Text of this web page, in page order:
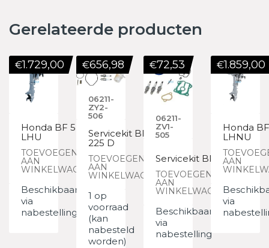
Gerelateerde producten
Honda BF 5
LHU
TOEVOEGEN
AAN
WINKELWAGEN
€1.729,00
Beschikbaar
via
nabestelling
06211-
ZY2-
506
Servicekit BF
225 D
TOEVOEGEN
AAN
WINKELWAGEN
€656,98
1 op
voorraad
(kan
nabesteld
worden)
06211-
ZV1-
505
Servicekit BF 5
TOEVOEGEN
AAN
WINKELWAGEN
€72,53
Beschikbaar
via
nabestelling
Honda
LHNU
AAN
€1.859,00
via